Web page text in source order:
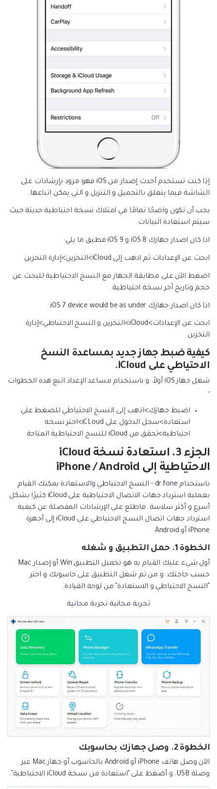
إذا كنت تستخدم أحدث إصدار من iOS
فهو مزود بإرشادات على
الشاشة فيما يتعلق بالتحميل و التنزيل و التي يمكن اتباعها.
يجب أن تكون واضحًا تمامًا في امتلاك نسخة احتياطية حديثة حيث
سيتم استعادة البيانات.
اذا كان اصدار جهازك iOS 8 و iOS 9 فطبق ما يلي:
ابحث عن الإعدادات ثم اذهب إلى iCloud>التخزين>إدارة التخزين
اضغط الآن على مطابقة الجهاز مع النسخ الاحتياطية للبحث عن
حجم وتاريخ آخر نسخة احتياطية.
اذا كان اصدار جهازك iOS 7 device would be as under:
ابحث عن الإعدادات>iCloud>التخزين و النسخ الاحتياطي>إدارة
التخزين
كيفية ضبط جهاز جديد بمساعدة النسخ
الاحتياطي على iCloud.
شغل جهاز iOS أولاً. و باستخدام مساعد الإعداد اتبع هذه الخطوات
-
اضبط جهازك>اذهب إلى النسخ الاحتياطي للضغط على
استعادة>سجل الدخول على iCLoud>اختر نسخة
احتياطية>تحقق من iCloud للنسخ الاحتياطية المتاحة
الجزء 3. استعادة نسخة iCloud
الاحتياطية إلى iPhone / Android
باستخدام dr.fone - النسخ الاحتياطي والاستعادة
يمكنك القيام
بعملية استرداد جهات الاتصال الاحتياطية على iCloud كثيرًا بشكل
أسرع و أكثر سلاسة. فاطلع على الإرشادات المفصلة عن كيفية
استرداد جهات اتصال النسخ الاحتياطي على iCloud إلى أجهزة
iPhone أو Android.
الخطوة 1. حمل التطبيق و شغله
أول شيء عليك القيام به هو تحميل التطبيق Win أو إصدار Mac
حسب حاجتك. و من ثم شغل التطبيق على حاسوبك و اختر
"النسخ الاحتياطي و الاستعادة" من لوحة القيادة.
تجربة مجانية تجربة مجانية
الخطوة 2. وصل جهازك بحاسوبك
الآن وصل هاتف iPhone أو Android بالحاسوب أو جهاز Mac عبر
وصلة USB. و أضغط على "استعادة من نسخة iCloud الاحتياطية".